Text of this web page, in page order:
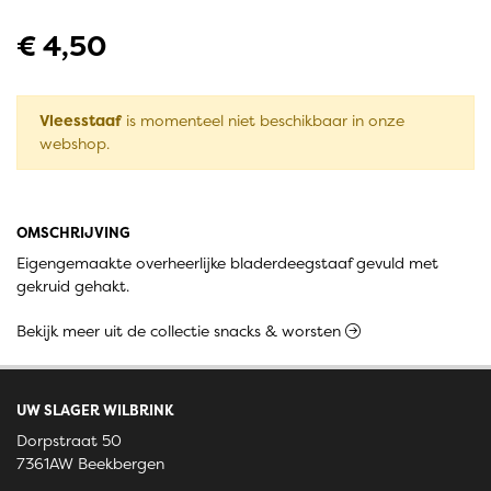
OMSCHRIJVING
Eigengemaakte overheerlijke bladerdeegstaaf gevuld met
gekruid gehakt.
€ 4,50
Vleesstaaf is momenteel niet beschikbaar in onze
webshop.
Bekijk meer uit de collectie snacks & worsten
UW SLAGER WILBRINK
Dorpstraat 50
7361AW Beekbergen